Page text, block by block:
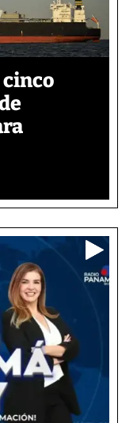
cinco